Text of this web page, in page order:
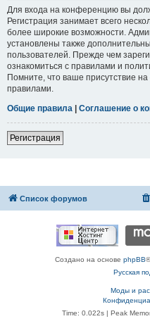
Для входа на конференцию вы
Регистрация занимает всего
более широкие возможности.
установлены также
пользователей. Прежде чем
ознакомиться с правилами и
Помните, что ваше присутствие
правилами.
Общие правила | Соглашение о
Регистрация
Список форумов
Создано на основе phpBB
Русская
Моды и
Time: 0.022s| Peak